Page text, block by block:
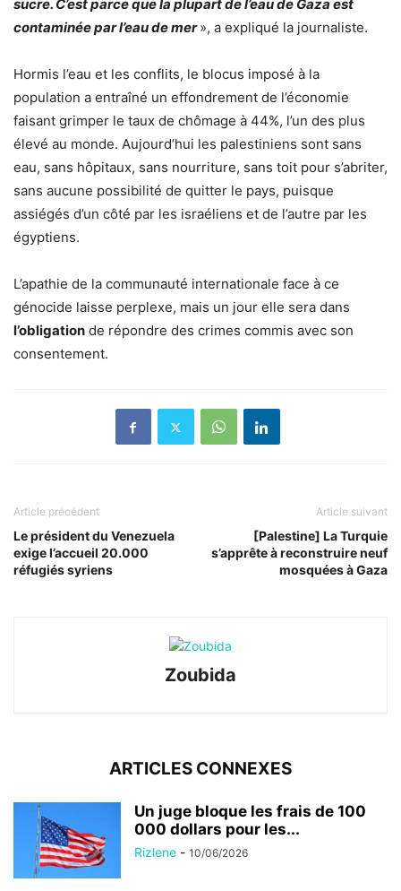
sucre. C’est parce que la plupart de l’eau de Gaza est
contaminée par l’eau de mer », a expliqué la journaliste.
Hormis l’eau et les conflits, le blocus imposé à la
population a entraîné un effondrement de l’économie
faisant grimper le taux de chômage à 44%, l’un des plus
élevé au monde. Aujourd’hui les palestiniens sont sans
eau, sans hôpitaux, sans nourriture, sans toit pour s’abriter,
sans aucune possibilité de quitter le pays, puisque
assiégés d’un côté par les israéliens et de l’autre par les
égyptiens.
L’apathie de la communauté internationale face à ce
génocide laisse perplexe, mais un jour elle sera dans
l’obligation de répondre des crimes commis avec son
consentement.
Article précédent
Le président du Venezuela
exige l’accueil 20.000
réfugiés syriens
Article suivant
[Palestine] La Turquie
s’apprête à reconstruire neuf
mosquées à Gaza
Zoubida
ARTICLES CONNEXES
Un juge bloque les frais de 100
000 dollars pour les...
Rizlene - 10/06/2026